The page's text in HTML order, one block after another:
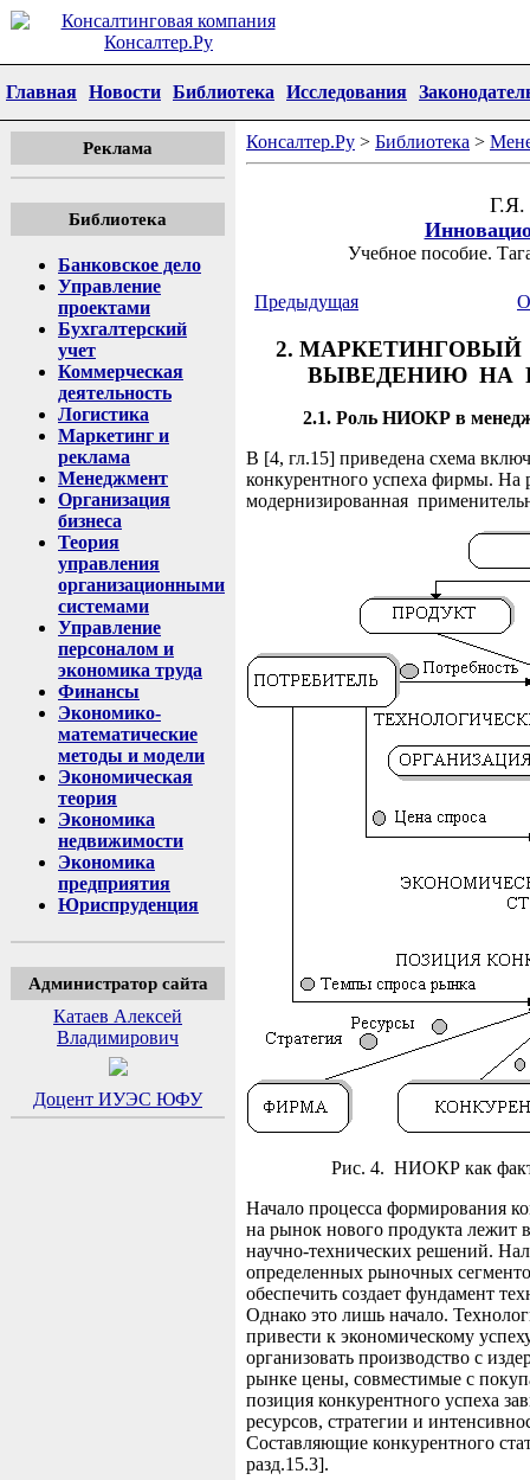
Главная Новости Библиотека Исследования
Реклама
Библиотека
Банковское дело
Управление
проектами
Бухгалтерский
учет
Коммерческая
деятельность
Логистика
Маркетинг и
реклама
Менеджмент
Организация
бизнеса
Теория
управления
организационными
системами
Управление
персоналом и
экономика труда
Финансы
Экономико-
математические
методы и модели
Экономическая
теория
Экономика
недвижимости
Экономика
предприятия
Юриспруденция
Администратор сайта
Катаев Алексей
Владимирович
Доцент ИУЭС ЮФУ
Консалтер.Ру > Библиотека >
Г.Я.
Учебное пособие.
Предыдущая
2.
ВЫВЕДЕНИЮ НА
2.1. Роль НИОКР в
В [4, гл.15] приведена схема
конкурентного успеха фирмы. На
модернизированная
Рис. 4. НИОКР как
Начало процесса формирования
на рынок нового продукта лежит
научно-технических решений.
определенных рыночных
обеспечить создает фундамент
Однако это лишь начало.
привести к экономическому
организовать производство с
рынке цены, совместимые с
позиция конкурентного успеха
ресурсов, стратегии и
Составляющие конкурентного
разд.15.3].